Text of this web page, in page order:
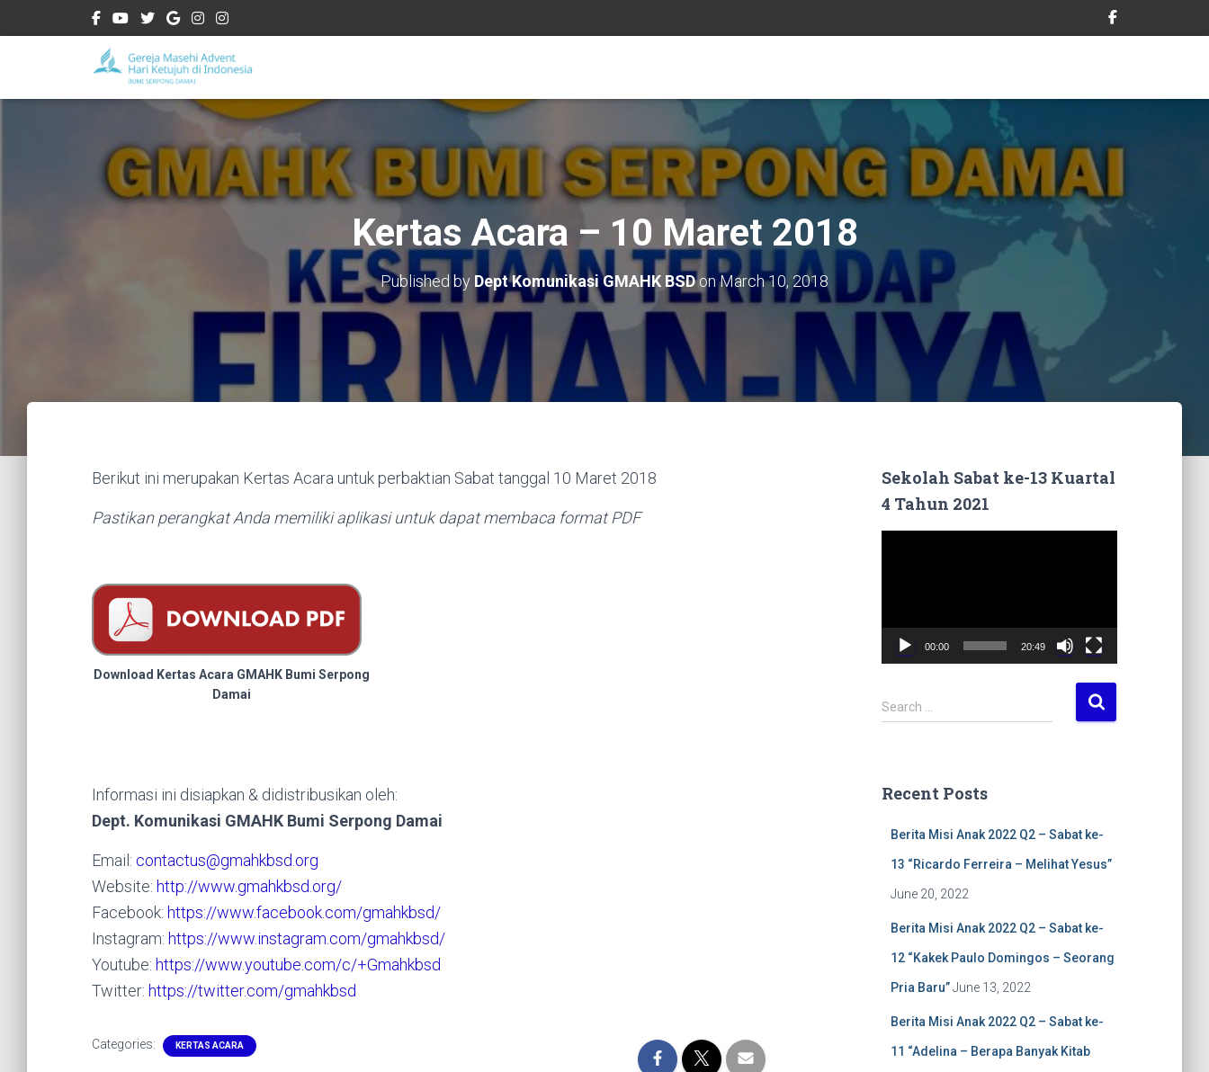
Kertas Acara – 10 Maret 2018
Published by Dept Komunikasi GMAHK BSDonMarch 10, 2018
Berikut ini merupakan Kertas Acara untuk perbaktian Sabat tanggal 10 Maret 2018
Pastikan perangkat Anda memiliki aplikasi untuk dapat membaca format PDF
Download Kertas Acara GMAHK Bumi Serpong
Damai
Informasi ini disiapkan & didistribusikan oleh:
Dept. Komunikasi GMAHK Bumi Serpong Damai
Email: contactus@gmahkbsd.org
Website: http://www.gmahkbsd.org/
Facebook: https://www.facebook.com/gmahkbsd/
Instagram: https://www.instagram.com/gmahkbsd/
Youtube: https://www.youtube.com/c/+Gmahkbsd
Twitter: https://twitter.com/gmahkbsd
Categories: KERTAS ACARA
Sekolah Sabat ke-13 Kuartal
4 Tahun 2021
00:00 20:49
S
e
h
Search …
Recent Posts
Berita Misi Anak 2022 Q2 – Sabat ke-
13 “Ricardo Ferreira – Melihat Yesus”
June 20, 2022
Berita Misi Anak 2022 Q2 – Sabat ke-
12 “Kakek Paulo Domingos – Seorang
Pria Baru” June 13, 2022
Berita Misi Anak 2022 Q2 – Sabat ke-
11 “Adelina – Berapa Banyak Kitab